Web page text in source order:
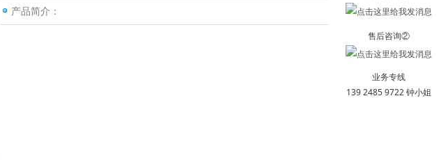
产品简介：
售后咨询②
业务专线
139 2485 9722 钟小姐